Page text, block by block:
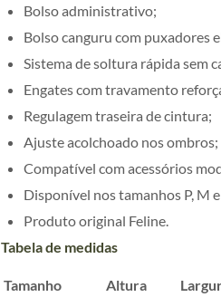
Bolso administrativo;
Bolso canguru com puxadores
Sistema de soltura rápida sem
Engates com travamento
Regulagem traseira de cintura;
Ajuste acolchoado nos ombros;
Compatível com acessórios
Disponível nos tamanhos P, M
Produto original Feline.
Tabela de medidas
Tamanho Altura